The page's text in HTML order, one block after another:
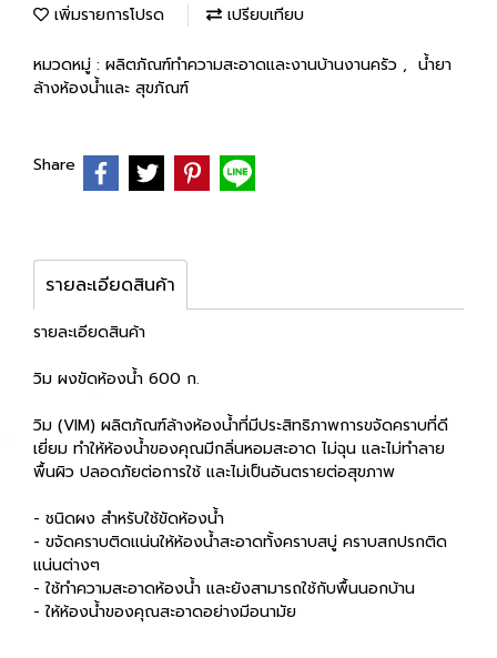
เพิ่มรายการโปรด เปรียบเทียบ
หมวดหมู่ : ผลิตภัณฑ์ทำความสะอาดและงานบ้านงานครัว , น้ำยา
ล้างห้องน้ำและ สุขภัณฑ์
Share
รายละเอียดสินค้า
รายละเอียดสินค้า
วิม ผงขัดห้องน้ำ 600 ก.
วิม (VIM) ผลิตภัณฑ์ล้างห้องน้ำที่มีประสิทธิภาพการขจัดคราบที่ดี
เยี่ยม ทำให้ห้องน้ำของคุณมีกลิ่นหอมสะอาด ไม่ฉุน และไม่ทำลาย
พื้นผิว ปลอดภัยต่อการใช้ และไม่เป็นอันตรายต่อสุขภาพ
- ชนิดผง สำหรับใช้ขัดห้องน้ำ
- ขจัดคราบติดแน่นให้ห้องน้ำสะอาดทั้งคราบสบู่ คราบสกปรกติด
แน่นต่างๆ
- ใช้ทำความสะอาดห้องน้ำ และยังสามารถใช้กับพื้นนอกบ้าน
- ให้ห้องน้ำของคุณสะอาดอย่างมีอนามัย